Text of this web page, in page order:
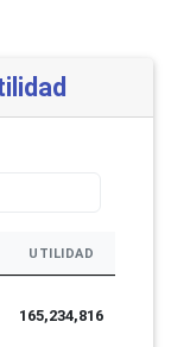
UTILIDAD
165,234,816